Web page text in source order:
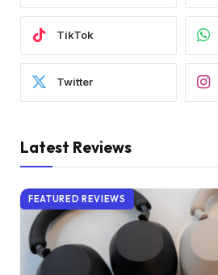
TikTok
Twitter
Latest Reviews
FEATURED REVIEWS